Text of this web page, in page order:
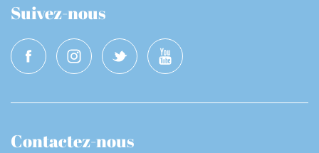
Suivez-nous
Contactez-nous